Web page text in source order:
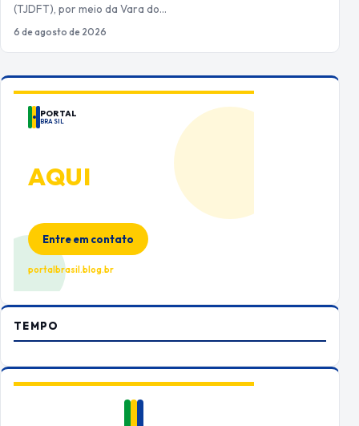
(TJDFT), por meio da Vara do…
6 de agosto de 2026
PORTAL
BRASIL
AQUI
Entre em contato
portalbrasil.blog.br
TEMPO